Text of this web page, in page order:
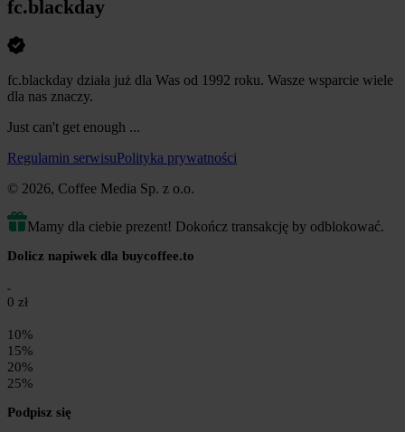
fc.blackday
fc.blackday działa już dla Was od 1992 roku. Wasze wsparcie wiele
dla nas znaczy.
Just can't get enough ...
Regulamin serwisuPolityka prywatności
© 2026, Coffee Media Sp. z o.o.
Mamy dla ciebie prezent! Dokończ transakcję by odblokować.
Dolicz napiwek dla buycoffee.to
0 zł
10%
15%
20%
25%
Podpisz się